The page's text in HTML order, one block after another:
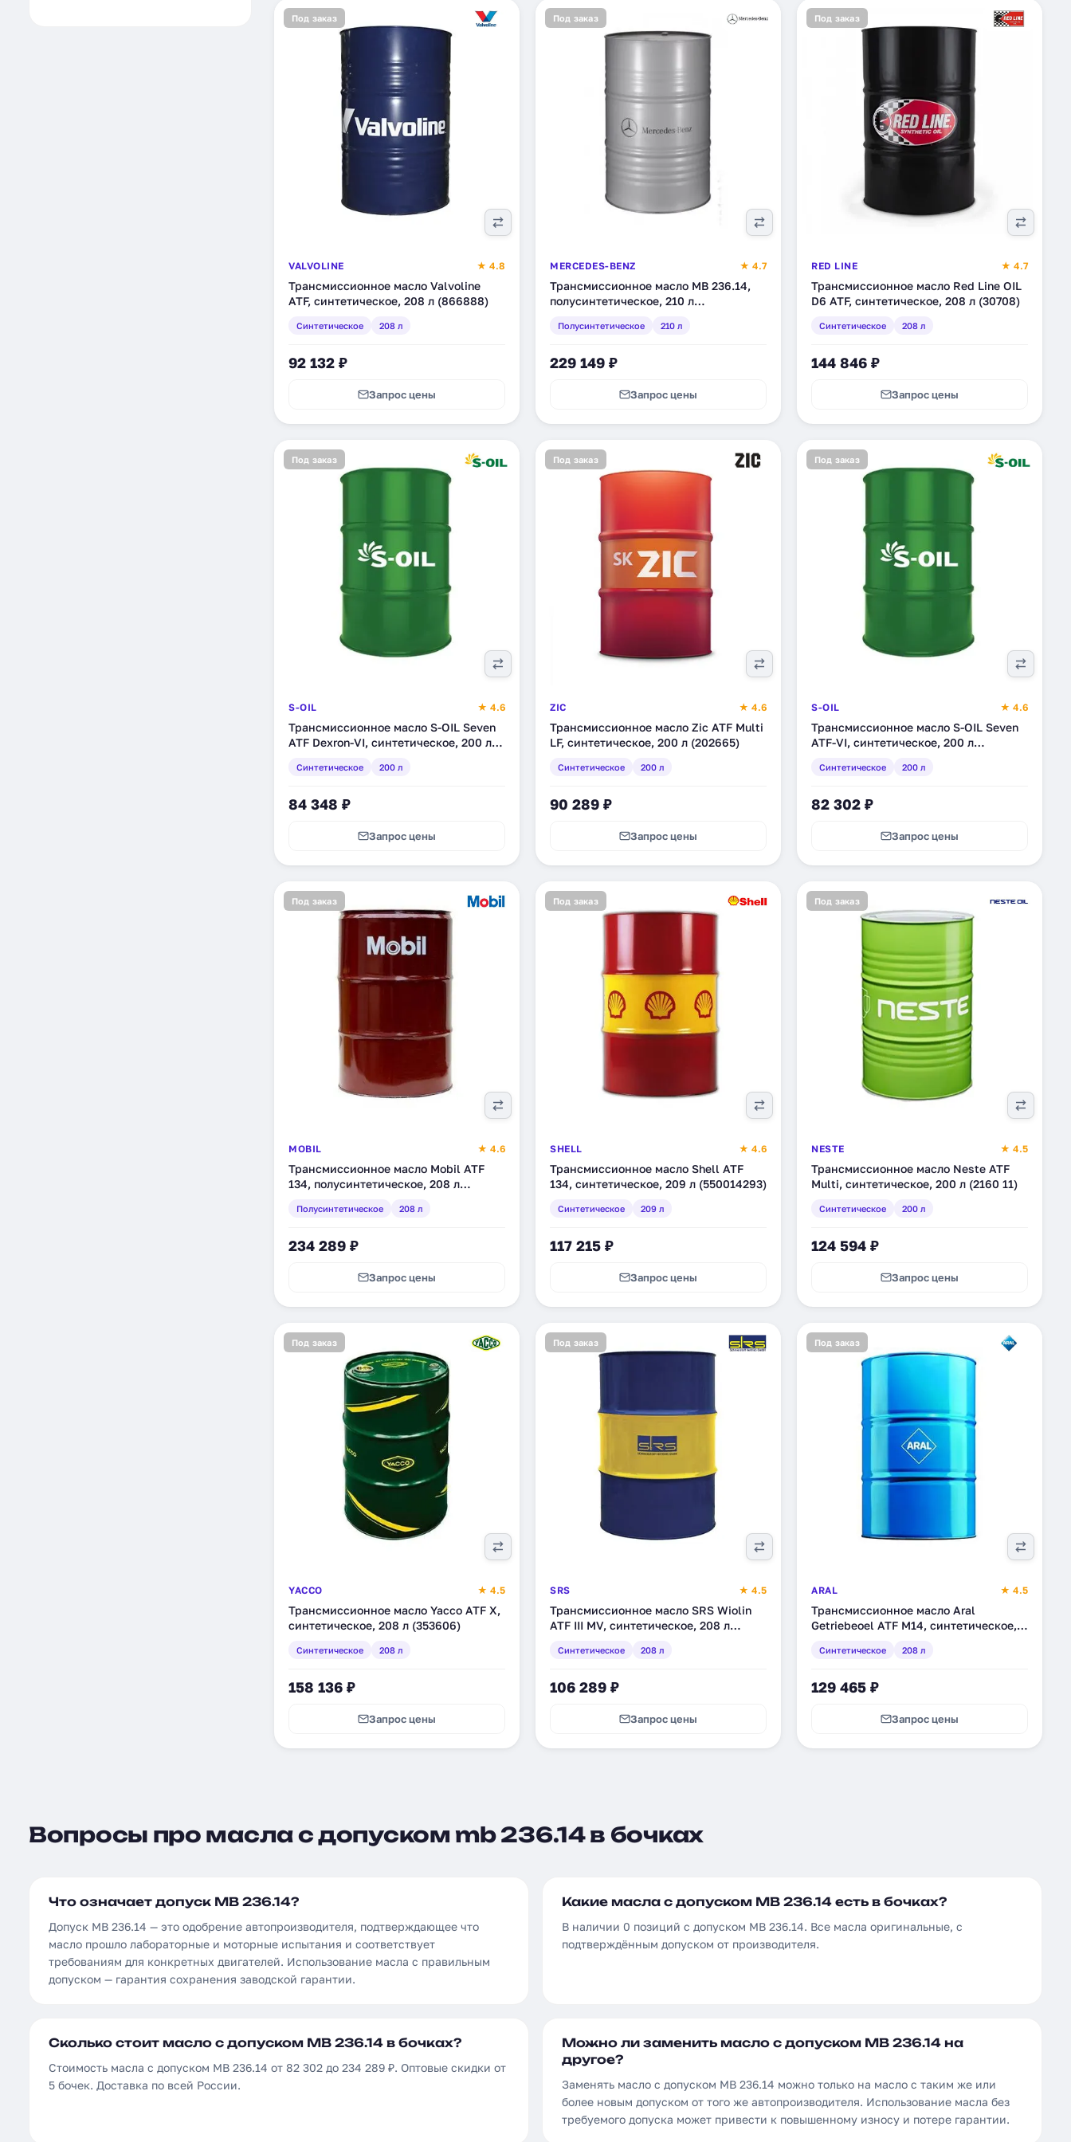
Под заказ
VALVOLINE ★ 4.8
Трансмиссионное масло Valvoline
ATF, синтетическое, 208 л (866888)
Синтетическое 208 л
92 132 ₽
Запрос цены
Под заказ
MERCEDES-BENZ ★ 4.7
Трансмиссионное масло MB 236.14,
полусинтетическое, 210 л
Полусинтетическое 210 л
229 149 ₽
Запрос цены
Под заказ
RED LINE ★ 4.7
Трансмиссионное масло Red Line OIL
D6 ATF, синтетическое, 208 л (30708)
Синтетическое 208 л
144 846 ₽
Запрос цены
Под заказ
S-OIL ★ 4.6
Трансмиссионное масло S-OIL Seven
ATF Dexron-VI, синтетическое, 200 л
Синтетическое 200 л
84 348 ₽
Запрос цены
Под заказ
ZIC ★ 4.6
Трансмиссионное масло Zic ATF Multi
LF, синтетическое, 200 л (202665)
Синтетическое 200 л
90 289 ₽
Запрос цены
Под заказ
S-OIL ★ 4.6
Трансмиссионное масло S-OIL Seven
ATF-VI, синтетическое, 200 л
Синтетическое 200 л
82 302 ₽
Запрос цены
Под заказ
MOBIL ★ 4.6
Трансмиссионное масло Mobil ATF
134, полусинтетическое, 208 л
Полусинтетическое 208 л
234 289 ₽
Запрос цены
Под заказ
SHELL ★ 4.6
Трансмиссионное масло Shell ATF
134, синтетическое, 209 л (550014293)
Синтетическое 209 л
117 215 ₽
Запрос цены
Под заказ
NESTE ★ 4.5
Трансмиссионное масло Neste ATF
Multi, синтетическое, 200 л (2160 11)
Синтетическое 200 л
124 594 ₽
Запрос цены
Под заказ
YACCO ★ 4.5
Трансмиссионное масло Yacco ATF X,
синтетическое, 208 л (353606)
Синтетическое 208 л
158 136 ₽
Запрос цены
Под заказ
SRS ★ 4.5
Трансмиссионное масло SRS Wiolin
ATF III MV, синтетическое, 208 л
Синтетическое 208 л
106 289 ₽
Запрос цены
Под заказ
ARAL ★ 4.5
Трансмиссионное масло Aral
Getriebeoel ATF М14, синтетическое,
Синтетическое 208 л
129 465 ₽
Запрос цены
Вопросы про масла с допуском mb 236.14 в бочках
Что означает допуск MB 236.14?
Допуск MB 236.14 — это одобрение автопроизводителя, подтверждающее что
масло прошло лабораторные и моторные испытания и соответствует
требованиям для конкретных двигателей. Использование масла с правильным
допуском — гарантия сохранения заводской гарантии.
Какие масла с допуском MB 236.14 есть в бочках?
В наличии 0 позиций с допуском MB 236.14. Все масла оригинальные, с
подтверждённым допуском от производителя.
Сколько стоит масло с допуском MB 236.14 в бочках?
Стоимость масла с допуском MB 236.14 от 82 302 до 234 289 ₽. Оптовые скидки от
5 бочек. Доставка по всей России.
Можно ли заменить масло с допуском MB 236.14 на
другое?
Заменять масло с допуском MB 236.14 можно только на масло с таким же или
более новым допуском от того же автопроизводителя. Использование масла без
требуемого допуска может привести к повышенному износу и потере гарантии.